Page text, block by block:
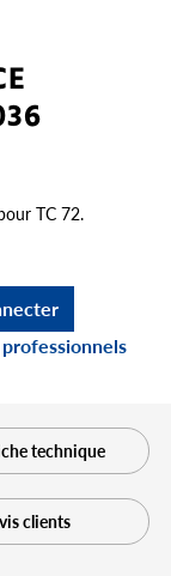
TC 72.
technique
clients